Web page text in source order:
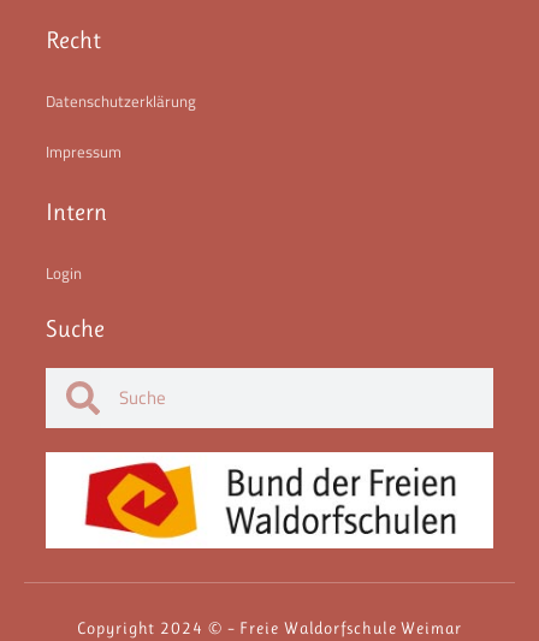
Recht
Datenschutzerklärung
Impressum
Intern
Login
Suche
Copyright 2024 © – Freie Waldorfschule Weimar